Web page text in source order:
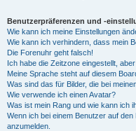
Benutzerpräferenzen und -
Wie kann ich meine Einstellungen
Wie kann ich verhindern, dass mein
Die Forenuhr geht falsch!
Ich habe die Zeitzone eingestellt,
Meine Sprache steht auf diesem
Was sind das für Bilder, die bei
Wie verwende ich einen Avatar?
Was ist mein Rang und wie kann ich
Wenn ich bei einem Benutzer auf
anzumelden.